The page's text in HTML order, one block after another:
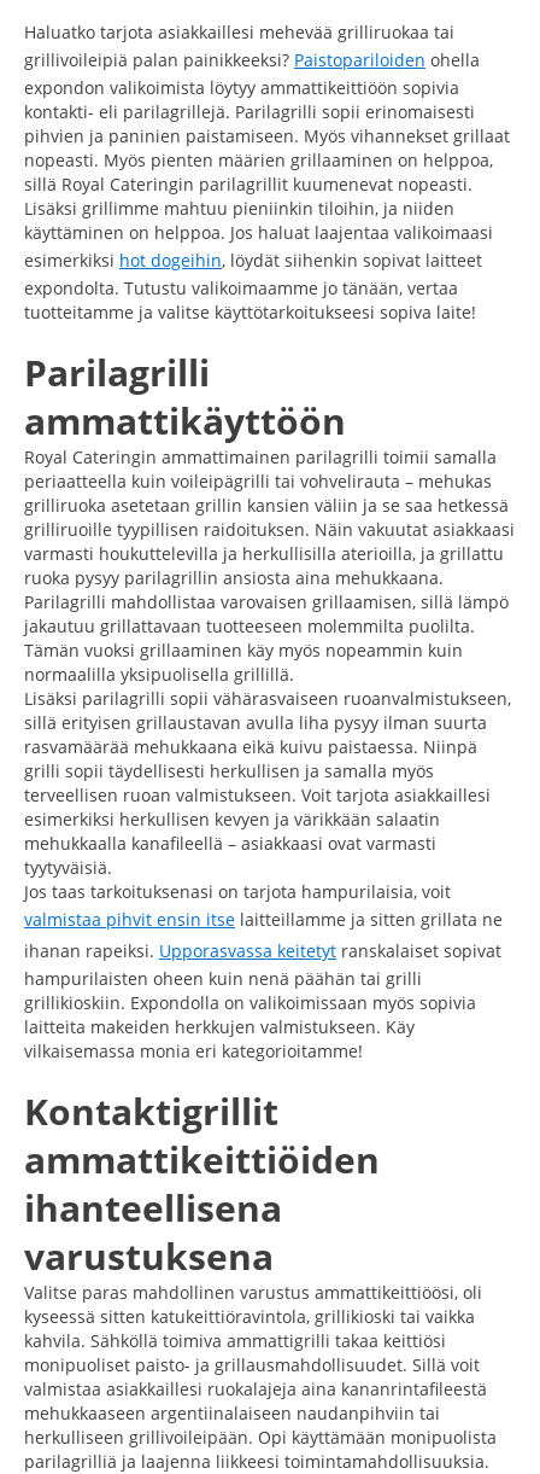
Haluatko tarjota asiakkaillesi mehevää grilliruokaa tai
grillivoileipiä palan painikkeeksi? Paistopariloiden ohella
expondon valikoimista löytyy ammattikeittiöön sopivia
kontakti- eli parilagrillejä. Parilagrilli sopii erinomaisesti
pihvien ja paninien paistamiseen. Myös vihannekset grillaat
nopeasti. Myös pienten määrien grillaaminen on helppoa,
sillä Royal Cateringin parilagrillit kuumenevat nopeasti.
Lisäksi grillimme mahtuu pieniinkin tiloihin, ja niiden
käyttäminen on helppoa. Jos haluat laajentaa valikoimaasi
esimerkiksi hot dogeihin, löydät siihenkin sopivat laitteet
expondolta. Tutustu valikoimaamme jo tänään, vertaa
tuotteitamme ja valitse käyttötarkoitukseesi sopiva laite!
Parilagrilli
ammattikäyttöön
Royal Cateringin ammattimainen parilagrilli toimii samalla
periaatteella kuin voileipägrilli tai vohvelirauta – mehukas
grilliruoka asetetaan grillin kansien väliin ja se saa hetkessä
grilliruoille tyypillisen raidoituksen. Näin vakuutat asiakkaasi
varmasti houkuttelevilla ja herkullisilla aterioilla, ja grillattu
ruoka pysyy parilagrillin ansiosta aina mehukkaana.
Parilagrilli mahdollistaa varovaisen grillaamisen, sillä lämpö
jakautuu grillattavaan tuotteeseen molemmilta puolilta.
Tämän vuoksi grillaaminen käy myös nopeammin kuin
normaalilla yksipuolisella grillillä.
Lisäksi parilagrilli sopii vähärasvaiseen ruoanvalmistukseen,
sillä erityisen grillaustavan avulla liha pysyy ilman suurta
rasvamäärää mehukkaana eikä kuivu paistaessa. Niinpä
grilli sopii täydellisesti herkullisen ja samalla myös
terveellisen ruoan valmistukseen. Voit tarjota asiakkaillesi
esimerkiksi herkullisen kevyen ja värikkään salaatin
mehukkaalla kanafileellä – asiakkaasi ovat varmasti
tyytyväisiä.
Jos taas tarkoituksenasi on tarjota hampurilaisia, voit
valmistaa pihvit ensin itse laitteillamme ja sitten grillata ne
ihanan rapeiksi. Upporasvassa keitetyt ranskalaiset sopivat
hampurilaisten oheen kuin nenä päähän tai grilli
grillikioskiin. Expondolla on valikoimissaan myös sopivia
laitteita makeiden herkkujen valmistukseen. Käy
vilkaisemassa monia eri kategorioitamme!
Kontaktigrillit
ammattikeittiöiden
ihanteellisena
varustuksena
Valitse paras mahdollinen varustus ammattikeittiöösi, oli
kyseessä sitten katukeittiöravintola, grillikioski tai vaikka
kahvila. Sähköllä toimiva ammattigrilli takaa keittiösi
monipuoliset paisto- ja grillausmahdollisuudet. Sillä voit
valmistaa asiakkaillesi ruokalajeja aina kananrintafileestä
mehukkaaseen argentiinalaiseen naudanpihviin tai
herkulliseen grillivoileipään. Opi käyttämään monipuolista
parilagrilliä ja laajenna liikkeesi toimintamahdollisuuksia.